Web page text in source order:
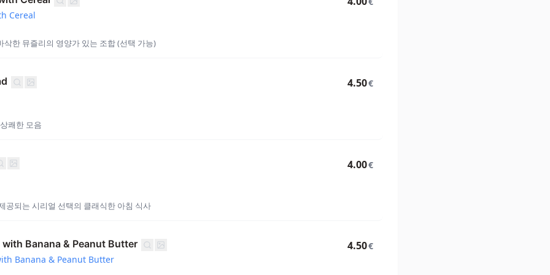
Cereal
삭한 뮤즐리의 영양가 있는 조합 (선택 가능)
쾌한 모음
4.50€
공되는 시리얼 선택의 클래식한 아침 식사
4.00€
Banana & Peanut Butter
Banana & Peanut Butter
4.50€